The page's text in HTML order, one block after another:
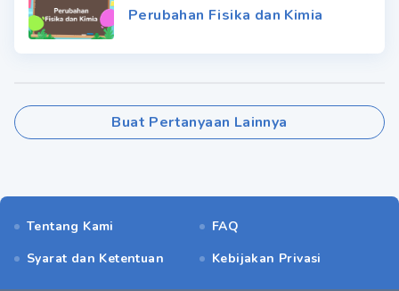
Perubahan Fisika dan Kimia
Buat Pertanyaan Lainnya
Tentang Kami
FAQ
Syarat dan Ketentuan
Kebijakan Privasi